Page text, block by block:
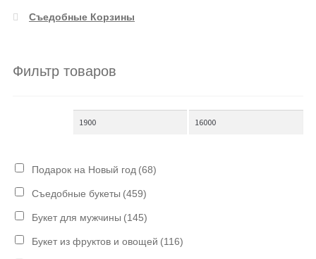
Съедобные Корзины
Фильтр товаров
Подарок на Новый год (68)
Съедобные букеты (459)
Букет для мужчины (145)
Букет из фруктов и овощей (116)